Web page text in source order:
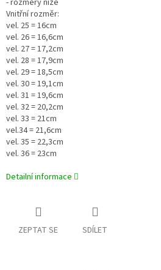
- rozměry níže
Vnitřní rozměr:
vel. 25 = 16cm
vel. 26 = 16,6cm
vel. 27 = 17,2cm
vel. 28 = 17,9cm
vel. 29 = 18,5cm
vel. 30 = 19,1cm
vel. 31 = 19,6cm
vel. 32 = 20,2cm
vel. 33 = 21cm
vel.34 = 21,6cm
vel. 35 = 22,3cm
vel. 36 = 23cm
Detailní informace
ZEPTAT SE SDÍLET